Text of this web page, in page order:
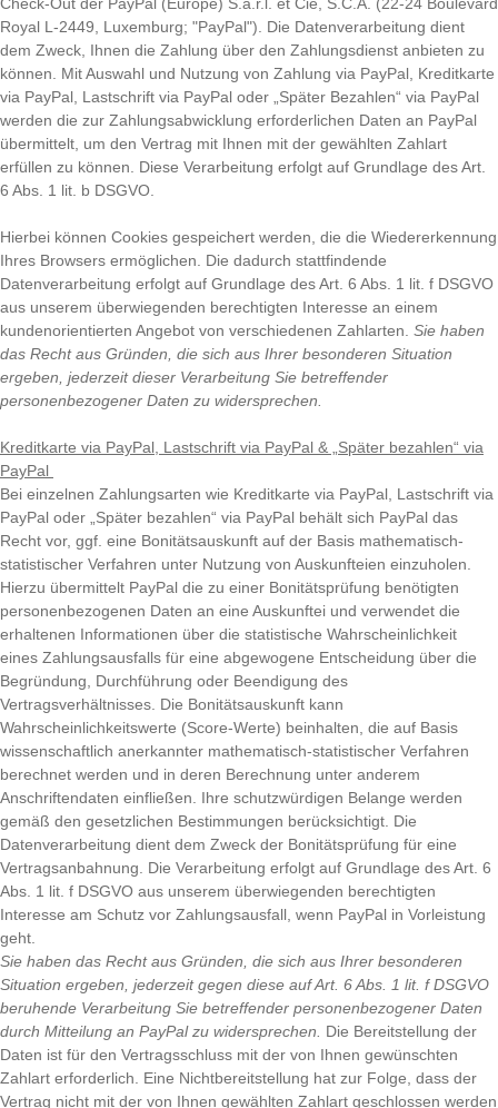
Royal L-2449, Luxemburg; "PayPal"). Die Datenverarbeitung dient
dem Zweck, Ihnen die Zahlung über den Zahlungsdienst anbieten zu
können. Mit Auswahl und Nutzung von Zahlung via PayPal, Kreditkarte
via PayPal, Lastschrift via PayPal oder „Später Bezahlen“ via PayPal
werden die zur Zahlungsabwicklung erforderlichen Daten an PayPal
übermittelt, um den Vertrag mit Ihnen mit der gewählten Zahlart
erfüllen zu können. Diese Verarbeitung erfolgt auf Grundlage des Art.
6 Abs. 1 lit. b DSGVO.
Hierbei können Cookies gespeichert werden, die die Wiedererkennung
Ihres Browsers ermöglichen. Die dadurch stattfindende
Datenverarbeitung erfolgt auf Grundlage des Art. 6 Abs. 1 lit. f DSGVO
aus unserem überwiegenden berechtigten Interesse an einem
kundenorientierten Angebot von verschiedenen Zahlarten. Sie haben
das Recht aus Gründen, die sich aus Ihrer besonderen Situation
ergeben, jederzeit dieser Verarbeitung Sie betreffender
personenbezogener Daten zu widersprechen.
Kreditkarte via PayPal, Lastschrift via PayPal & „Später bezahlen“ via
PayPal
Bei einzelnen Zahlungsarten wie Kreditkarte via PayPal, Lastschrift via
PayPal oder „Später bezahlen“ via PayPal behält sich PayPal das
Recht vor, ggf. eine Bonitätsauskunft auf der Basis mathematisch-
statistischer Verfahren unter Nutzung von Auskunfteien einzuholen.
Hierzu übermittelt PayPal die zu einer Bonitätsprüfung benötigten
personenbezogenen Daten an eine Auskunftei und verwendet die
erhaltenen Informationen über die statistische Wahrscheinlichkeit
eines Zahlungsausfalls für eine abgewogene Entscheidung über die
Begründung, Durchführung oder Beendigung des
Vertragsverhältnisses. Die Bonitätsauskunft kann
Wahrscheinlichkeitswerte (Score-Werte) beinhalten, die auf Basis
wissenschaftlich anerkannter mathematisch-statistischer Verfahren
berechnet werden und in deren Berechnung unter anderem
Anschriftendaten einfließen. Ihre schutzwürdigen Belange werden
gemäß den gesetzlichen Bestimmungen berücksichtigt. Die
Datenverarbeitung dient dem Zweck der Bonitätsprüfung für eine
Vertragsanbahnung. Die Verarbeitung erfolgt auf Grundlage des Art. 6
Abs. 1 lit. f DSGVO aus unserem überwiegenden berechtigten
Interesse am Schutz vor Zahlungsausfall, wenn PayPal in Vorleistung
geht.
Sie haben das Recht aus Gründen, die sich aus Ihrer besonderen
Situation ergeben, jederzeit gegen diese auf Art. 6 Abs. 1 lit. f DSGVO
beruhende Verarbeitung Sie betreffender personenbezogener Daten
durch Mitteilung an PayPal zu widersprechen.
Die Bereitstellung der
Daten ist für den Vertragsschluss mit der von Ihnen gewünschten
Zahlart erforderlich. Eine Nichtbereitstellung hat zur Folge, dass der
Vertrag nicht mit der von Ihnen gewählten Zahlart geschlossen werden